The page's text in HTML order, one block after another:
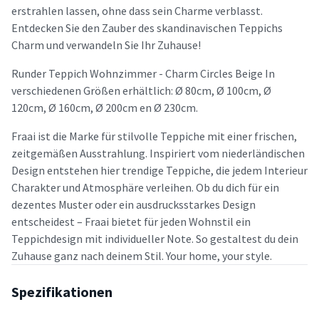
erstrahlen lassen, ohne dass sein Charme verblasst.
Entdecken Sie den Zauber des skandinavischen Teppichs
Charm und verwandeln Sie Ihr Zuhause!
Runder Teppich Wohnzimmer - Charm Circles Beige In
verschiedenen Größen erhältlich: Ø 80cm, Ø 100cm, Ø
120cm, Ø 160cm, Ø 200cm en Ø 230cm.
Fraai ist die Marke für stilvolle Teppiche mit einer frischen,
zeitgemäßen Ausstrahlung. Inspiriert vom niederländischen
Design entstehen hier trendige Teppiche, die jedem Interieur
Charakter und Atmosphäre verleihen. Ob du dich für ein
dezentes Muster oder ein ausdrucksstarkes Design
entscheidest – Fraai bietet für jeden Wohnstil ein
Teppichdesign mit individueller Note. So gestaltest du dein
Zuhause ganz nach deinem Stil. Your home, your style.
Spezifikationen